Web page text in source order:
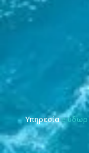
Υπηρεσίαe-ύδωρ